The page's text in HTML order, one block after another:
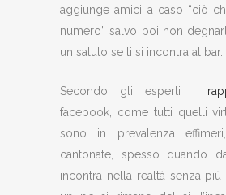
aggiunge amici a caso “ciò
numero” salvo poi non
un saluto se li si incontra al bar.
Secondo gli esperti i
facebook, come tutti quelli
sono in prevalenza
cantonate, spesso quando
incontra nella realtà senza